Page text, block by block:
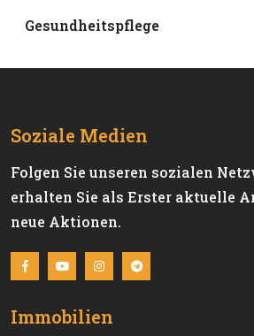
Gesundheitspflege
Soziale Medien
Folgen Sie unseren sozialen
erhalten Sie als Erster aktuelle
neue Aktionen.
Immobilien